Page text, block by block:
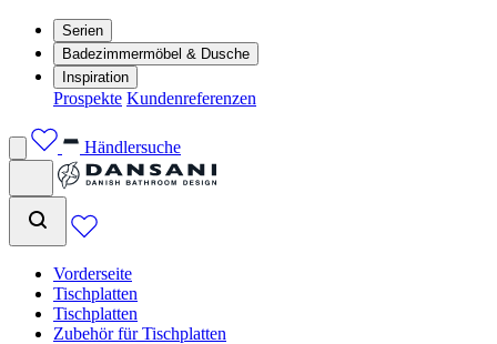
Serien
Badezimmermöbel & Dusche
Inspiration
Prospekte Kundenreferenzen
Händlersuche
Vorderseite
Tischplatten
Tischplatten
Zubehör für Tischplatten